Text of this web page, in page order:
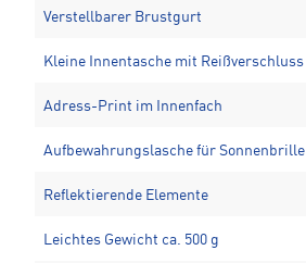
Verstellbarer Brustgurt
Kleine Innentasche mit Reißverschluss
Adress-Print im Innenfach
Aufbewahrungslasche für Sonnenbrille
Reflektierende Elemente
Leichtes Gewicht ca. 500 g